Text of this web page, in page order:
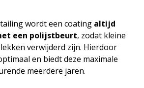
wordt een coating altijd
een polijstbeurt, zodat kleine
verwijderd zijn. Hierdoor
en biedt deze maximale
meerdere jaren.